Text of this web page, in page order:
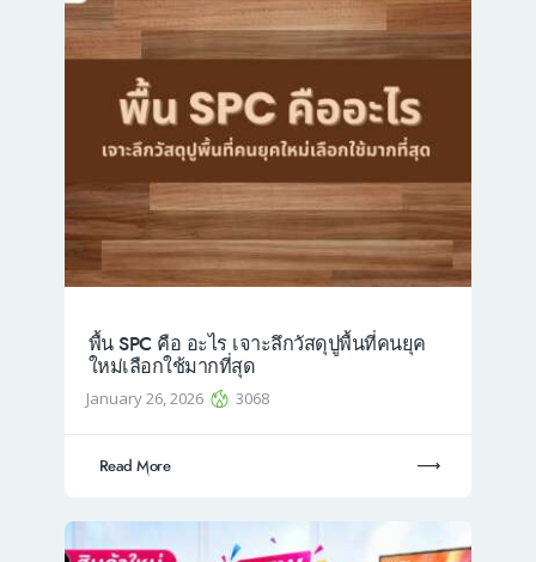
พื้น SPC คือ อะไร เจาะลึกวัสดุปูพื้นที่คนยุค
ใหม่เลือกใช้มากที่สุด
January 26, 2026 3068
Read More